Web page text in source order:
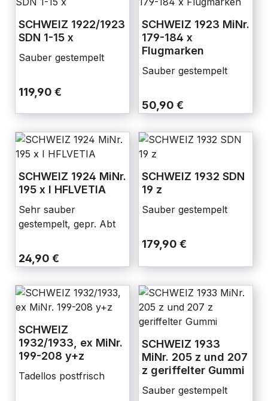
SCHWEIZ 1922/1923
SDN 1-15 x
Sauber gestempelt
119,90 €
SCHWEIZ 1923 MiNr.
179-184 x
Flugmarken
Sauber gestempelt
50,90 €
SCHWEIZ 1924 MiNr.
195 x I HFLVETIA
Sehr sauber
gestempelt, gepr. Abt
24,90 €
SCHWEIZ 1932 SDN
19 z
Sauber gestempelt
179,90 €
SCHWEIZ
1932/1933, ex MiNr.
199-208 y+z
Tadellos postfrisch
SCHWEIZ 1933
MiNr. 205 z und 207
z geriffelter Gummi
Sauber gestempelt